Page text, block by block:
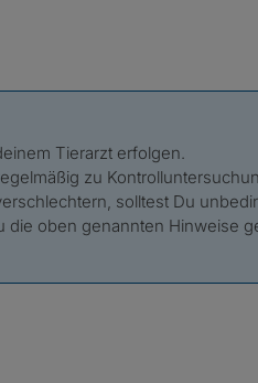
Tierarzt erfolgen.
zu
solltest Du
oben genannten Hinweise